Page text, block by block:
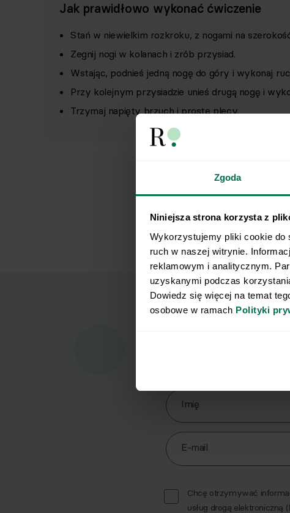
Zgoda
Niniejsza strona korzysta z
Wykorzystujemy pliki cookie do
ruch w naszej witrynie.
reklamowym i analitycznym.
uzyskanymi podczas
Dowiedz się więcej na temat
osobowe w ramach Polityki
Jak prawidłowo wykonać ćwiczenie
Stań w niewielkim rozkroku, z nogami na
Zegnij nogi w kolanach i zrób przysiad.
Wstając, podnieś jedną nogę do góry i wykonaj
Przy kolejnym przysiadzie unieś drugą nogę i
Trzymaj napięty brzuch i proste plecy.
Imię
E-mail
Chcę otrzymywać
usług drogą elektroniczną